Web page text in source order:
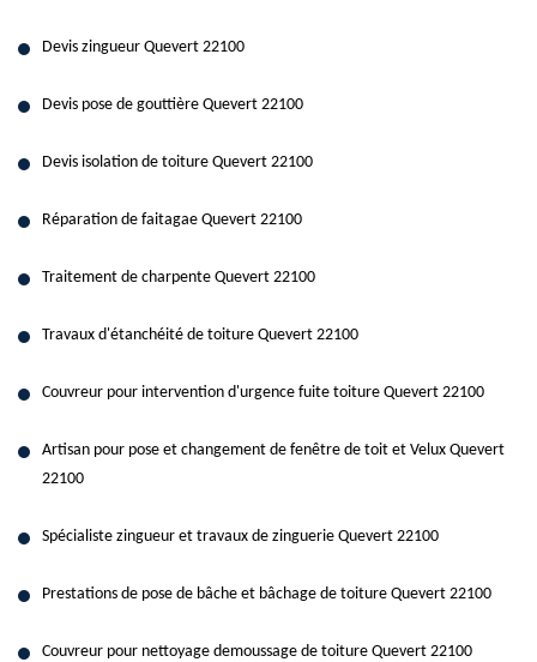
Devis zingueur Quevert 22100
Devis pose de gouttière Quevert 22100
Devis isolation de toiture Quevert 22100
Réparation de faitagae Quevert 22100
Traitement de charpente Quevert 22100
Travaux d'étanchéité de toiture Quevert 22100
Couvreur pour intervention d'urgence fuite toiture Quevert 22100
Artisan pour pose et changement de fenêtre de toit et Velux Quevert
22100
Spécialiste zingueur et travaux de zinguerie Quevert 22100
Prestations de pose de bâche et bâchage de toiture Quevert 22100
Couvreur pour nettoyage demoussage de toiture Quevert 22100